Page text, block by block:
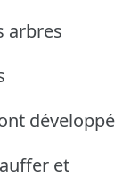
arbres
développé
et